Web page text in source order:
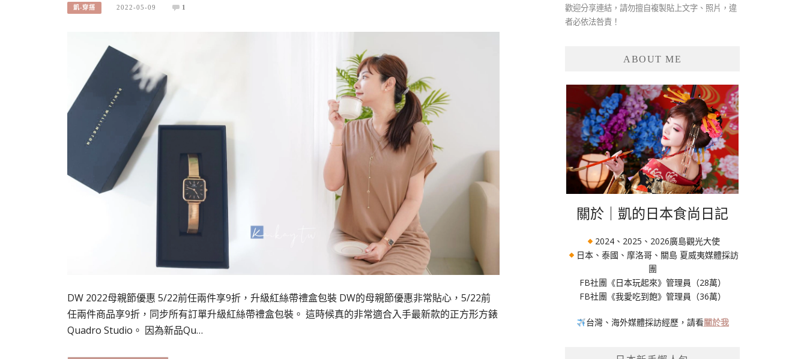
凱-穿搭 2022-05-09 1
DW 2022母親節優惠 5/22前任兩件享9折，升級紅絲帶禮盒包裝 DW的母親節優惠非常貼心，5/22前
任兩件商品享9折，同步所有訂單升級紅絲帶禮盒包裝。 這時候真的非常適合入手最新款的正方形方錶
Quadro Studio。 因為新品Qu…
歡迎分享連結，請勿擅自複製貼上文字、照片，違
者必依法咎責！
ABOUT ME
關於｜凱的日本食尚日記
2024、2025、2026廣島觀光大使
日本、泰國、摩洛哥、關島 夏威夷媒體採訪
團
FB社團《日本玩起來》管理員（28萬）
FB社團《我愛吃到飽》管理員（36萬）
台灣、海外媒體採訪經歷，請看關於我